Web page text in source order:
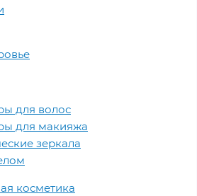
для волос
для макияжа
зеркала
косметика